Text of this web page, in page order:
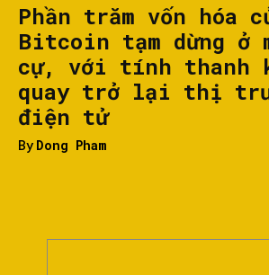
Phần trăm vốn hóa
Bitcoin tạm dừng ở
cự, với tính thanh
quay trở lại thị
điện tử
By Dong Pham